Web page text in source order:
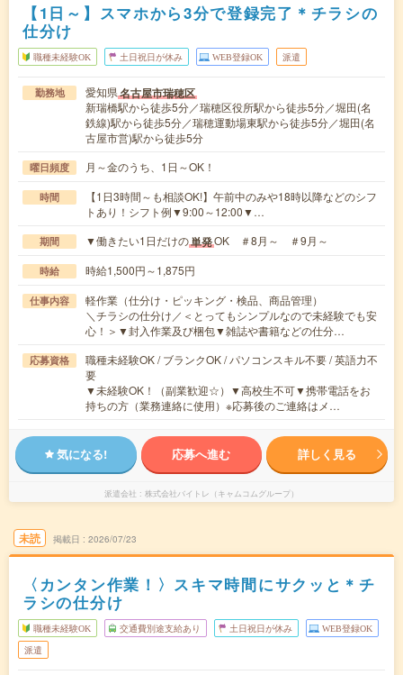
【1日～】スマホから3分で登録完了＊チラシの
仕分け
職種未経験OK 土日祝日が休み WEB登録OK 派遣
勤務地 愛知県名古屋市瑞穂区
新瑞橋駅から徒歩5分／瑞穂区役所駅から徒歩5分／堀田(名
鉄線)駅から徒歩5分／瑞穂運動場東駅から徒歩5分／堀田(名
古屋市営)駅から徒歩5分
曜日頻度 月～金のうち、1日～OK！
時間
【1日3時間～も相談OK!】午前中のみや18時以降などのシフ
トあり！シフト例▼9:00～12:00▼…
期間 ▼働きたい1日だけの単発OK ＃8月～ ＃9月～
時給 時給1,500円～1,875円
仕事内容
軽作業（仕分け・ピッキング・検品、商品管理）
＼チラシの仕分け／＜とってもシンプルなので未経験でも安
心！＞▼封入作業及び梱包▼雑誌や書籍などの仕分…
応募資格
職種未経験OK / ブランクOK / パソコンスキル不要 / 英語力不
要
▼未経験OK！（副業歓迎☆）▼高校生不可▼携帯電話をお
持ちの方（業務連絡に使用）※応募後のご連絡はメ…
気になる! 応募へ進む 詳しく見る
派遣会社 株式会社バイトレ（キャムコムグループ）
未読 掲載日 2026/07/23
〈カンタン作業！〉スキマ時間にサクッと＊チ
ラシの仕分け
職種未経験OK 交通費別途支給あり 土日祝日が休み WEB登録OK
派遣